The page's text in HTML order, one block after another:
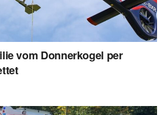
vom Donnerkogel per